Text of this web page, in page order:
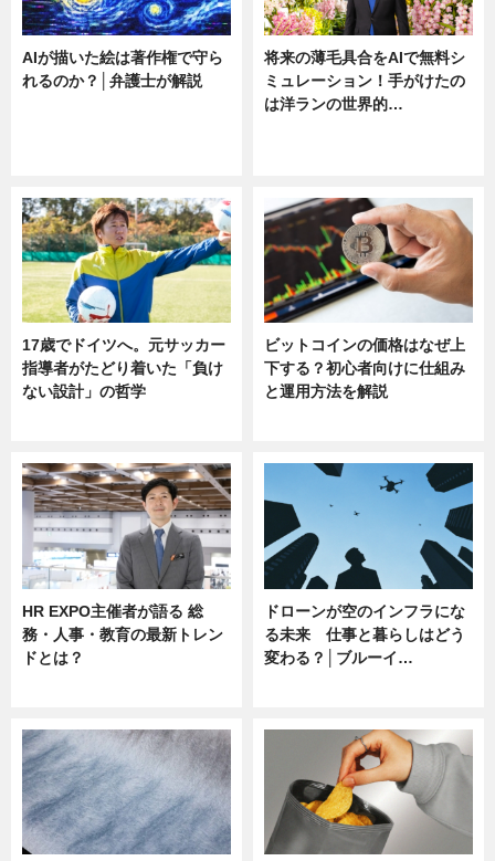
AIが描いた絵は著作権で守ら
れるのか？│弁護士が解説
将来の薄毛具合をAIで無料シ
ミュレーション！手がけたの
は洋ランの世界的…
17歳でドイツへ。元サッカー
指導者がたどり着いた「負け
ない設計」の哲学
ビットコインの価格はなぜ上
下する？初心者向けに仕組み
と運用方法を解説
HR EXPO主催者が語る 総
務・人事・教育の最新トレン
ドとは？
ドローンが空のインフラにな
る未来 仕事と暮らしはどう
変わる？│ブルーイ…